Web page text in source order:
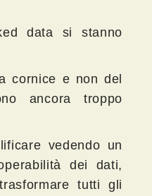
data si stanno
cornice e non del
ancora troppo
vedendo un
dei dati,
tutti gli